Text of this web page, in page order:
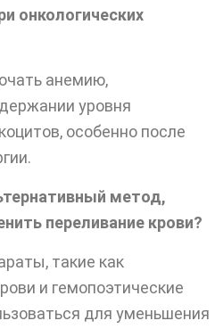
онкологических
анемию,
уровня
особенно после
метод,
переливание крови?
такие как
и гемопоэтические
для уменьшения